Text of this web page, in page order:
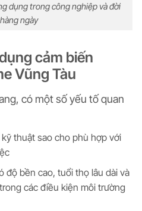
dụng trong công nghiệp và đời
ngày
cảm biến
Vũng Tàu
có một số yếu tố quan
thuật sao cho phù hợp với
độ bền cao, tuổi thọ lâu dài và
các điều kiện môi trường